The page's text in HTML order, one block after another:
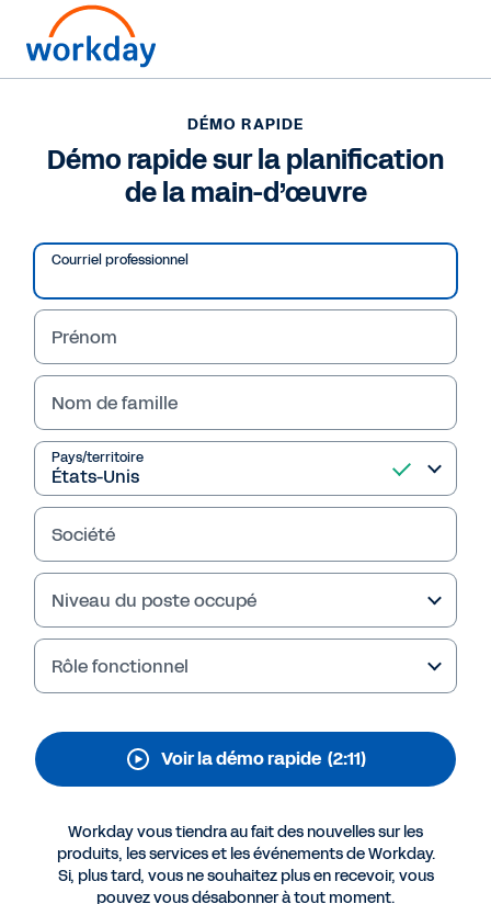
DÉMO RAPIDE
Démo rapide sur la
planification de la main-
d’œuvre
Découvrez comment Workday Adaptive
Planning peut aider votre équipe à combler les
lacunes en matière de compétences, à prendre
des décisions plus rapidement et à élaborer
d’excellents plans.
DÉMO RAPIDE
Démo rapide sur la planification
de la main-d’œuvre
Courriel professionnel
Prénom
Nom de famille
Pays/territoire
Société
Niveau du poste occupé
Rôle fonctionnel
Voir la démo rapide (2:11)
Workday vous tiendra au fait des nouvelles sur les
produits, les services et les événements de Workday.
Si, plus tard, vous ne souhaitez plus en recevoir, vous
pouvez vous désabonner à tout moment.